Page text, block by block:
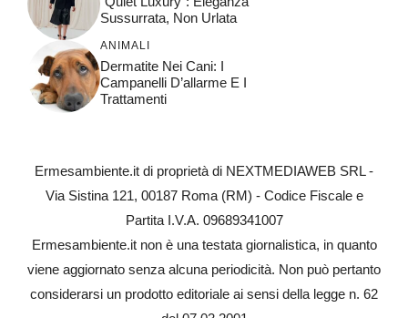
Sussurrata, Non Urlata
ANIMALI
Dermatite Nei Cani: I
Campanelli D’allarme E I
Trattamenti
Ermesambiente.it di proprietà di NEXTMEDIAWEB SRL -
Via Sistina 121, 00187 Roma (RM) - Codice Fiscale e
Partita I.V.A. 09689341007
Ermesambiente.it non è una testata giornalistica, in quanto
viene aggiornato senza alcuna periodicità. Non può pertanto
considerarsi un prodotto editoriale ai sensi della legge n. 62